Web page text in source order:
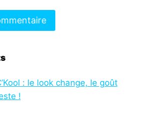
: le look change, le goût
!